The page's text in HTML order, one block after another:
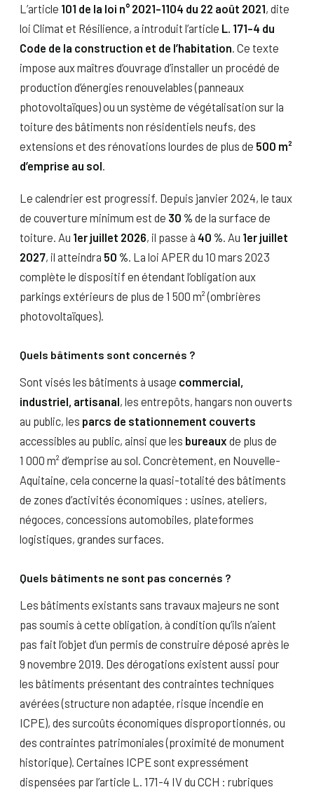
L’article 101 de la loi n° 2021-1104 du 22 août 2021, dite
loi Climat et Résilience, a introduit l’article L. 171-4 du
Code de la construction et de l’habitation. Ce texte
impose aux maîtres d’ouvrage d’installer un procédé de
production d’énergies renouvelables (panneaux
photovoltaïques) ou un système de végétalisation sur la
toiture des bâtiments non résidentiels neufs, des
extensions et des rénovations lourdes de plus de 500 m²
d’emprise au sol.
Le calendrier est progressif. Depuis janvier 2024, le taux
de couverture minimum est de 30 % de la surface de
toiture. Au 1er juillet 2026, il passe à 40 %. Au 1er juillet
2027, il atteindra 50 %. La loi APER du 10 mars 2023
complète le dispositif en étendant l’obligation aux
parkings extérieurs de plus de 1 500 m² (ombrières
photovoltaïques).
Quels bâtiments sont concernés ?
Sont visés les bâtiments à usage commercial,
industriel, artisanal, les entrepôts, hangars non ouverts
au public, les parcs de stationnement couverts
accessibles au public, ainsi que les bureaux de plus de
1 000 m² d’emprise au sol. Concrètement, en Nouvelle-
Aquitaine, cela concerne la quasi-totalité des bâtiments
de zones d’activités économiques : usines, ateliers,
négoces, concessions automobiles, plateformes
logistiques, grandes surfaces.
Quels bâtiments ne sont pas concernés ?
Les bâtiments existants sans travaux majeurs ne sont
pas soumis à cette obligation, à condition qu’ils n’aient
pas fait l’objet d’un permis de construire déposé après le
9 novembre 2019. Des dérogations existent aussi pour
les bâtiments présentant des contraintes techniques
avérées (structure non adaptée, risque incendie en
ICPE), des surcoûts économiques disproportionnés, ou
des contraintes patrimoniales (proximité de monument
historique). Certaines ICPE sont expressément
dispensées par l’article L. 171-4 IV du CCH : rubriques